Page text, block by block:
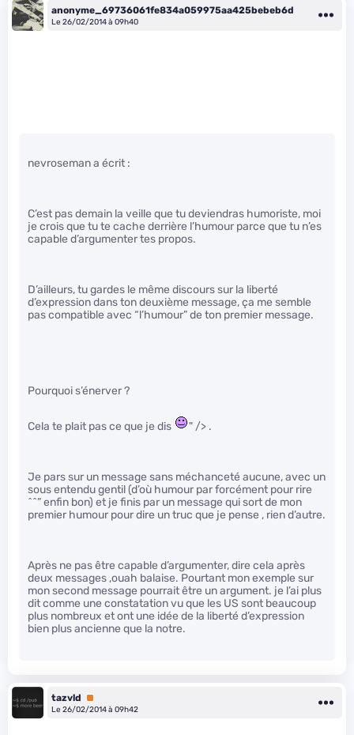
anonyme_69736061fe834a059975aa425bebeb6d
Le 26/02/2014 à 09h40
nevroseman a écrit :
C’est pas demain la veille que tu deviendras humoriste, moi
je crois que tu te cache derrière l’humour parce que tu n’es
capable d’argumenter tes propos.
D’ailleurs, tu gardes le même discours sur la liberté
d’expression dans ton deuxième message, ça me semble
pas compatible avec “l’humour” de ton premier message.
Pourquoi s’énerver ?
Cela te plait pas ce que je dis " /> .
Je pars sur un message sans méchanceté aucune, avec un
sous entendu gentil (d’où humour par forcément pour rire
^^” enfin bon) et je finis par un message qui sort de mon
premier humour pour dire un truc que je pense , rien d’autre.
Après ne pas être capable d’argumenter, dire cela après
deux messages ,ouah balaise. Pourtant mon exemple sur
mon second message pourrait être un argument. je l’ai plus
dit comme une constatation vu que les US sont beaucoup
plus nombreux et ont une idée de la liberté d’expression
bien plus ancienne que la notre.
tazvld
Premium
Le 26/02/2014 à 09h42